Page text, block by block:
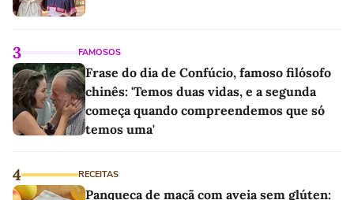
3 FAMOSOS
Frase do dia de Confúcio, famoso filósofo
chinês: 'Temos duas vidas, e a segunda
começa quando compreendemos que só
temos uma'
4 RECEITAS
Panqueca de maçã com aveia sem glúten: